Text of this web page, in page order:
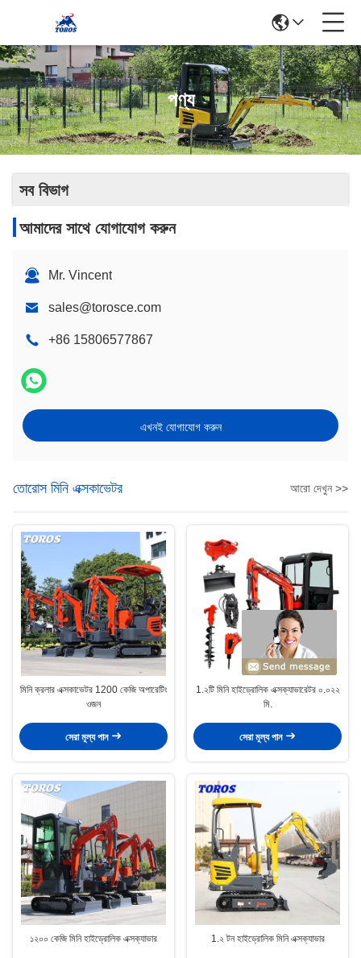
পণ্য
সব বিভাগ
আমাদের সাথে যোগাযোগ করুন
Mr. Vincent
sales@torosce.com
+86 15806577867
এখনই যোগাযোগ করুন
তোরোস মিনি এক্সকাভেটর আরো দেখুন >>
মিনি ক্রলার এক্সকাভেটর 1200 কেজি অপারেটিং
ওজন
সেরা মূল্য পান
1.২টি মিনি হাইড্রোলিক এক্সক্যাভারেটর ০.০২২
মি.
সেরা মূল্য পান
১২০০ কেজি মিনি হাইড্রোলিক এক্সক্যাভার 1.২ টন হাইড্রোলিক মিনি এক্সক্যাভার